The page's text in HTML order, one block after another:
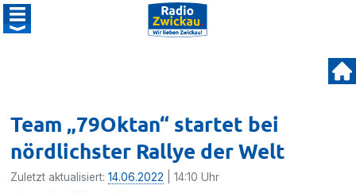
Team „79Oktan“ startet bei
nördlichster Rallye der Welt
Zuletzt aktualisiert:14.06.2022 | 14:10 Uhr